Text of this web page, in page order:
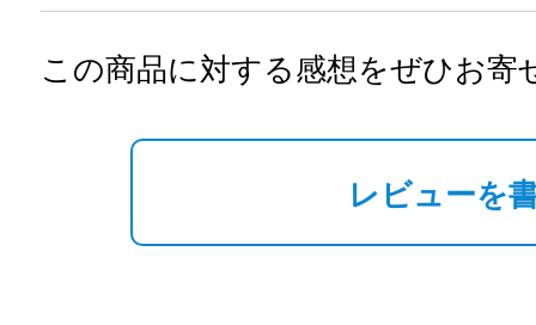
この商品に対する感想をぜひお寄
レビューを